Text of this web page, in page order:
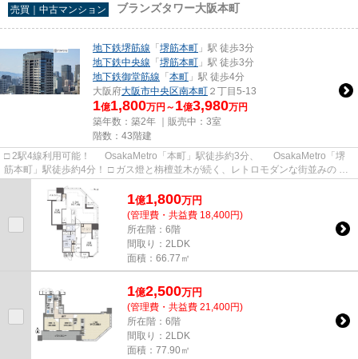
売買｜中古マンション ブランズタワー大阪本町
地下鉄堺筋線 「 堺筋本町 」駅 徒歩3分
地下鉄中央線 「 堺筋本町 」駅 徒歩3分
地下鉄御堂筋線 「 本町 」駅 徒歩4分
大阪府大阪市中央区南本町 ２丁目5-13
1億1,800万円～ 1億3,980万円
築年数：築2年 ｜販売中： 3室
階数：43階建
□ 2駅4線利用可能！ OsakaMetro「本町」駅徒歩約3分、 OsakaMetro「堺
筋本町」駅徒歩約4分！ □ ガス燈と栴檀並木が続く、レトロモダンな街並みの
1億1,800万円
(管理費・共益費 18,400円)
所在階：6階
間取り：2LDK
面積：66.77㎡
1億2,500万円
(管理費・共益費 21,400円)
所在階：6階
間取り：2LDK
面積：77.90㎡